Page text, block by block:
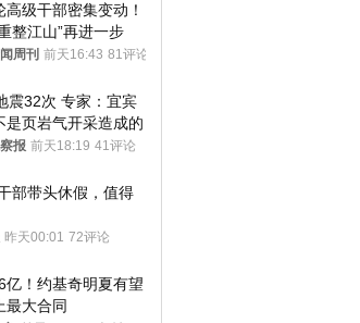
高级干部密集变动！
整江山”再进一步
周刊 前天16:43 81评论
震32次 专家：宜宾
是页岩气开采造成的
报 前天18:19 41评论
部带头休假，值得
昨天00:01 72评论
亿！约基奇明夏有望
最大合同